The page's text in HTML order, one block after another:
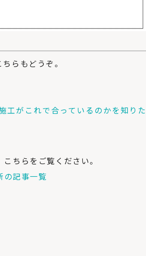
らもどうぞ。
工がこれで合っているのかを知りた
ちらをご覧ください。
の記事一覧